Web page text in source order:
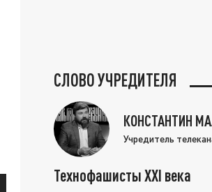
СЛОВО УЧРЕДИТЕЛЯ
КОНСТАНТИН
Учредитель
Технофашисты XXI века